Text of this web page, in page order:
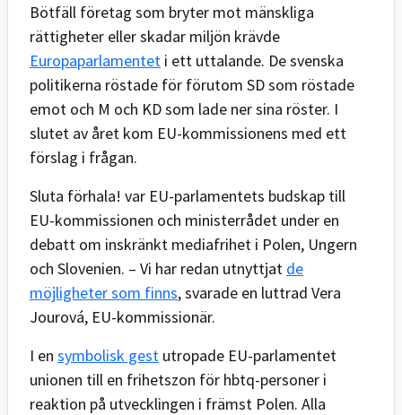
Bötfäll företag som bryter mot mänskliga
rättigheter eller skadar miljön krävde
Europaparlamentet i ett uttalande. De svenska
politikerna röstade för förutom SD som röstade
emot och M och KD som lade ner sina röster. I
slutet av året kom EU-kommissionens med ett
förslag i frågan.
Sluta förhala! var EU-parlamentets budskap till
EU-kommissionen och ministerrådet under en
debatt om inskränkt mediafrihet i Polen, Ungern
och Slovenien. – Vi har redan utnyttjat de
möjligheter som finns, svarade en luttrad Vera
Jourová, EU-kommissionär.
I en symbolisk gest utropade EU-parlamentet
unionen till en frihetszon för hbtq-personer i
reaktion på utvecklingen i främst Polen. Alla